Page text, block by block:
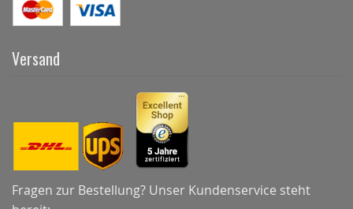
Versand
Fragen zur Bestellung? Unser Kundenservice steht